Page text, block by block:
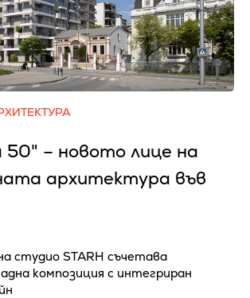
50" – новото лице на
архитектура във
студио STARH съчетава
композиция с интегриран